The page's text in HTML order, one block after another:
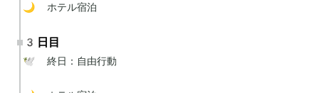
🌙 ホテル宿泊
3日目
🕊 終日：自由行動